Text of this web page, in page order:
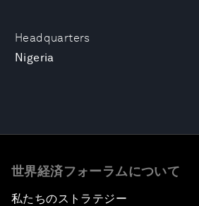
Headquarters
Nigeria
世界経済フォーラムについて
私たちのストラテジー